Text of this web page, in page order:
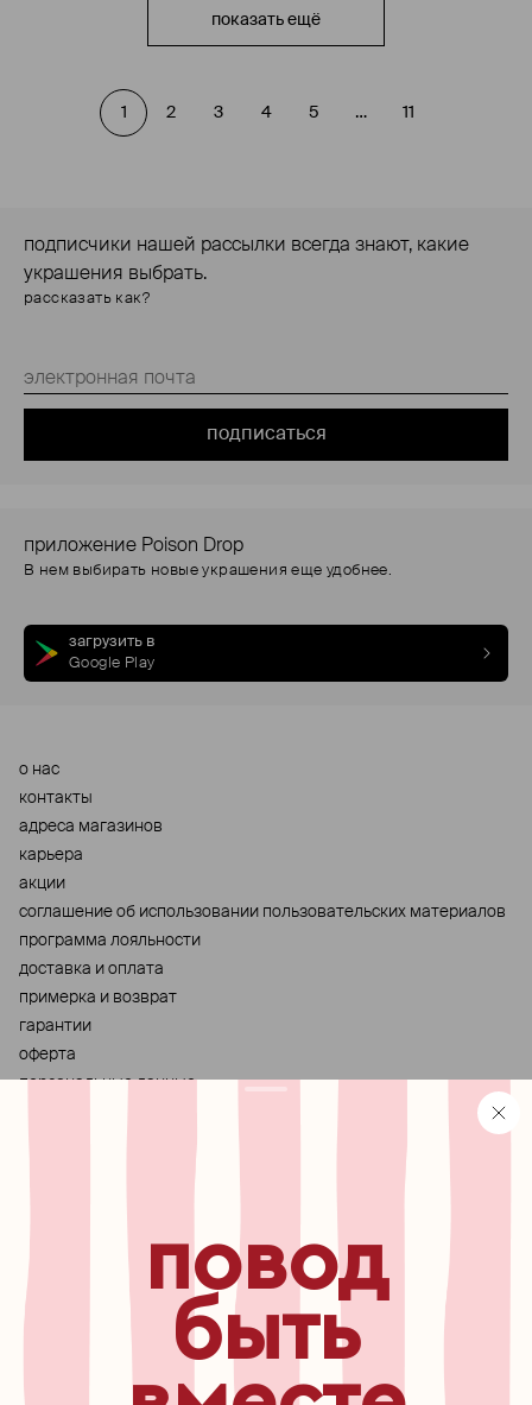
показать ещё
1 2 3 4 5 … 11
подписчики нашей рассылки всегда знают, какие
украшения выбрать.
рассказать как?
подписаться
приложение Poison Drop
В нем выбирать новые украшения еще удобнее.
загрузить в
Google Play
о нас
контакты
адреса магазинов
карьера
акции
cоглашение об использовании пользовательских материалов
программа лояльности
доставка и оплата
примерка и возврат
гарантии
оферта
персональные данные
бесплатный звонок по России
новинках, специальных
мероприятиях, скидках и
многом другом
повод
быть